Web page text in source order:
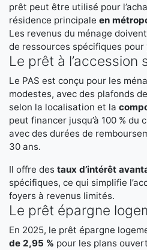
prêt peut être utilisé pour
résidence principale en
Les revenus du ménage
de ressources spécifiques
Le prêt à l’accession
Le PAS est conçu pour les
modestes, avec des plafonds
selon la localisation et la
peut financer jusqu’à 100 %
avec des durées de
30 ans.
Il offre des taux d’intérêt
spécifiques, ce qui simplifie
foyers à revenus limités.
Le prêt épargne
En 2025, le prêt épargne
de 2,95 % pour les plans